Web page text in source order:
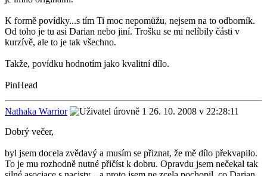
K formě povídky...s tím Ti moc nepomůžu, nejsem na to odborník.
Od toho je tu asi Darian nebo jiní. Trošku se mi nelíbily části v
kurzívě, ale to je tak všechno.
Takže, povídku hodnotím jako kvalitní dílo.
PinHead
Nathaka Warrior
26. 10. 2008 v 22:28:11
Dobrý večer,
byl jsem docela zvědavý a musím se přiznat, že mě dílo překvapilo.
To je mu rozhodně nutné přičíst k dobru. Opravdu jsem nečekal tak